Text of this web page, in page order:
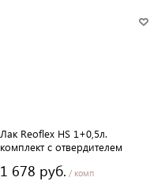
Лак Reoflex HS 1+0,5л.
комплект с отвердителем
1 678 руб. / комп